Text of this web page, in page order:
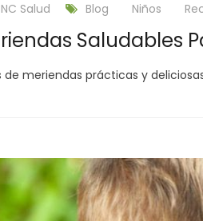
Salud Blog Niños
Saludables
de meriendas prácticas y